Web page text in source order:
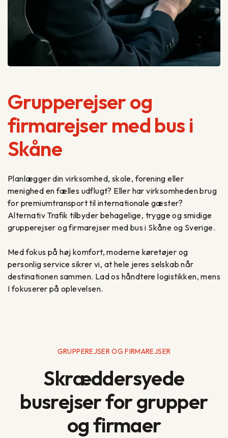
Grupperejser og
firmarejser med bus i
Skåne
Planlægger din virksomhed, skole, forening eller
menighed en fælles udflugt? Eller har virksomheden brug
for premiumtransport til internationale gæster?
Alternativ Trafik tilbyder behagelige, trygge og smidige
grupperejser og firmarejser med bus i Skåne og Sverige.
Med fokus på høj komfort, moderne køretøjer og
personlig service sikrer vi, at hele jeres selskab når
destinationen sammen. Lad os håndtere logistikken, mens
I fokuserer på oplevelsen.
GRUPPEREJSER OG FIRMAREJSER
Skræddersyede
busrejser for grupper
og firmaer